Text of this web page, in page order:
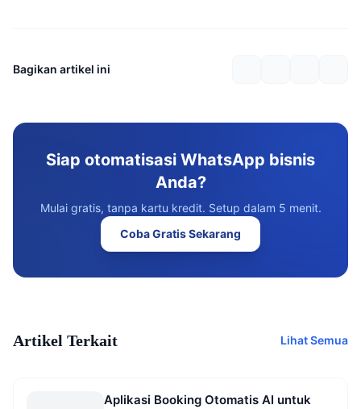
Bagikan artikel ini
Siap otomatisasi WhatsApp bisnis
Anda?
Mulai gratis, tanpa kartu kredit. Setup dalam 5 menit.
Coba Gratis Sekarang
Artikel Terkait Lihat Semua
Aplikasi Booking Otomatis AI untuk